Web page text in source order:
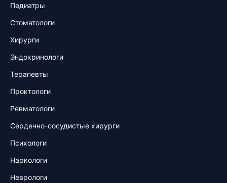
Педиатры
Стоматологи
Хирурги
Эндокринологи
Терапевты
Проктологи
Ревматологи
Сердечно-сосудистые хирурги
Психологи
Наркологи
Неврологи